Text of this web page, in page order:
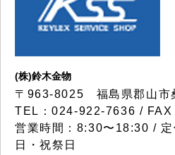
(株)鈴木金物
〒963-8025 福島県郡山市
TEL：024-922-7636 /
営業時間：8:30〜18:30 / 定
日・祝祭日